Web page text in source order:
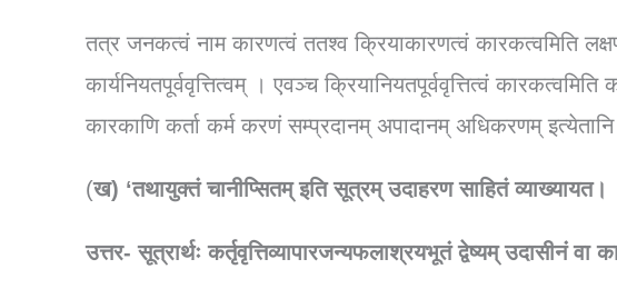
तत्र जनकत्वं नाम कारणत्वं ततश्व क्रियाकारणत्वं कारकत्वमिति
कार्यनियतपूर्ववृत्तित्वम् । एवञ्च क्रियानियतपूर्ववृत्तित्वं
कारकाणि कर्ता कर्म करणं सम्प्रदानम् अपादानम् अधिकरणम्
(ख) ‘तथायुक्तं चानीप्सितम् इति सूत्रम् उदाहरण साहितं व्याख्यायत।
उत्तर- सूत्रार्थः कर्तृवृत्तिव्यापारजन्यफलाश्रयभूतं द्वेष्यम् उदासीनं